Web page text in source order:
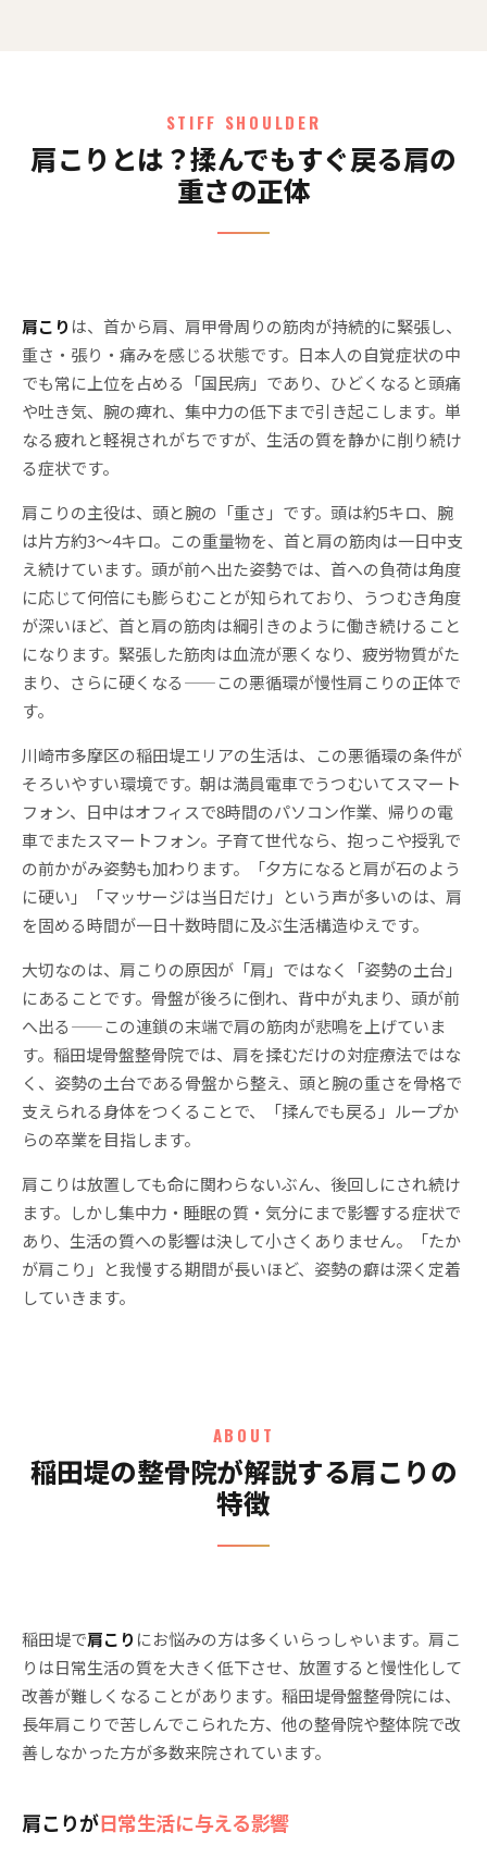
STIFF SHOULDER
肩こりとは？揉んでもすぐ戻る肩の
重さの正体
肩こり は、首から肩、肩甲骨周りの筋肉が持続的に緊張し、
重さ・張り・痛みを感じる状態です。日本人の自覚症状の中
でも常に上位を占める「国民病」であり、ひどくなると頭痛
や吐き気、腕の痺れ、集中力の低下まで引き起こします。単
なる疲れと軽視されがちですが、生活の質を静かに削り続け
る症状です。
肩こりの主役は、頭と腕の「重さ」です。頭は約5キロ、腕
は片方約3〜4キロ。この重量物を、首と肩の筋肉は一日中支
え続けています。頭が前へ出た姿勢では、首への負荷は角度
に応じて何倍にも膨らむことが知られており、うつむき角度
が深いほど、首と肩の筋肉は綱引きのように働き続けること
になります。緊張した筋肉は血流が悪くなり、疲労物質がた
まり、さらに硬くなる——この悪循環が慢性肩こりの正体で
す。
川崎市多摩区の稲田堤エリアの生活は、この悪循環の条件が
そろいやすい環境です。朝は満員電車でうつむいてスマート
フォン、日中はオフィスで8時間のパソコン作業、帰りの電
車でまたスマートフォン。子育て世代なら、抱っこや授乳で
の前かがみ姿勢も加わります。「夕方になると肩が石のよう
に硬い」「マッサージは当日だけ」という声が多いのは、肩
を固める時間が一日十数時間に及ぶ生活構造ゆえです。
大切なのは、肩こりの原因が「肩」ではなく「姿勢の土台」
にあることです。骨盤が後ろに倒れ、背中が丸まり、頭が前
へ出る——この連鎖の末端で肩の筋肉が悲鳴を上げていま
す。稲田堤骨盤整骨院では、肩を揉むだけの対症療法ではな
く、姿勢の土台である骨盤から整え、頭と腕の重さを骨格で
支えられる身体をつくることで、「揉んでも戻る」ループか
らの卒業を目指します。
肩こりは放置しても命に関わらないぶん、後回しにされ続け
ます。しかし集中力・睡眠の質・気分にまで影響する症状で
あり、生活の質への影響は決して小さくありません。「たか
が肩こり」と我慢する期間が長いほど、姿勢の癖は深く定着
していきます。
ABOUT
稲田堤の整骨院が解説する肩こりの
特徴
稲田堤で肩こり にお悩みの方は多くいらっしゃいます。肩こ
りは日常生活の質を大きく低下させ、放置すると慢性化して
改善が難しくなることがあります。稲田堤骨盤整骨院には、
長年肩こりで苦しんでこられた方、他の整骨院や整体院で改
善しなかった方が多数来院されています。
肩こりが日常生活に与える影響